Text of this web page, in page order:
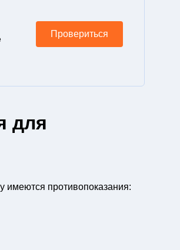
Провериться
для
имеются противопоказания: